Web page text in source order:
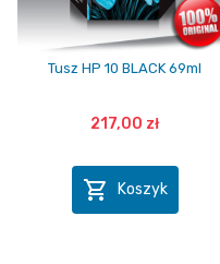
Tusz HP 10 BLACK 69ml
217,00 zł
 Koszyk